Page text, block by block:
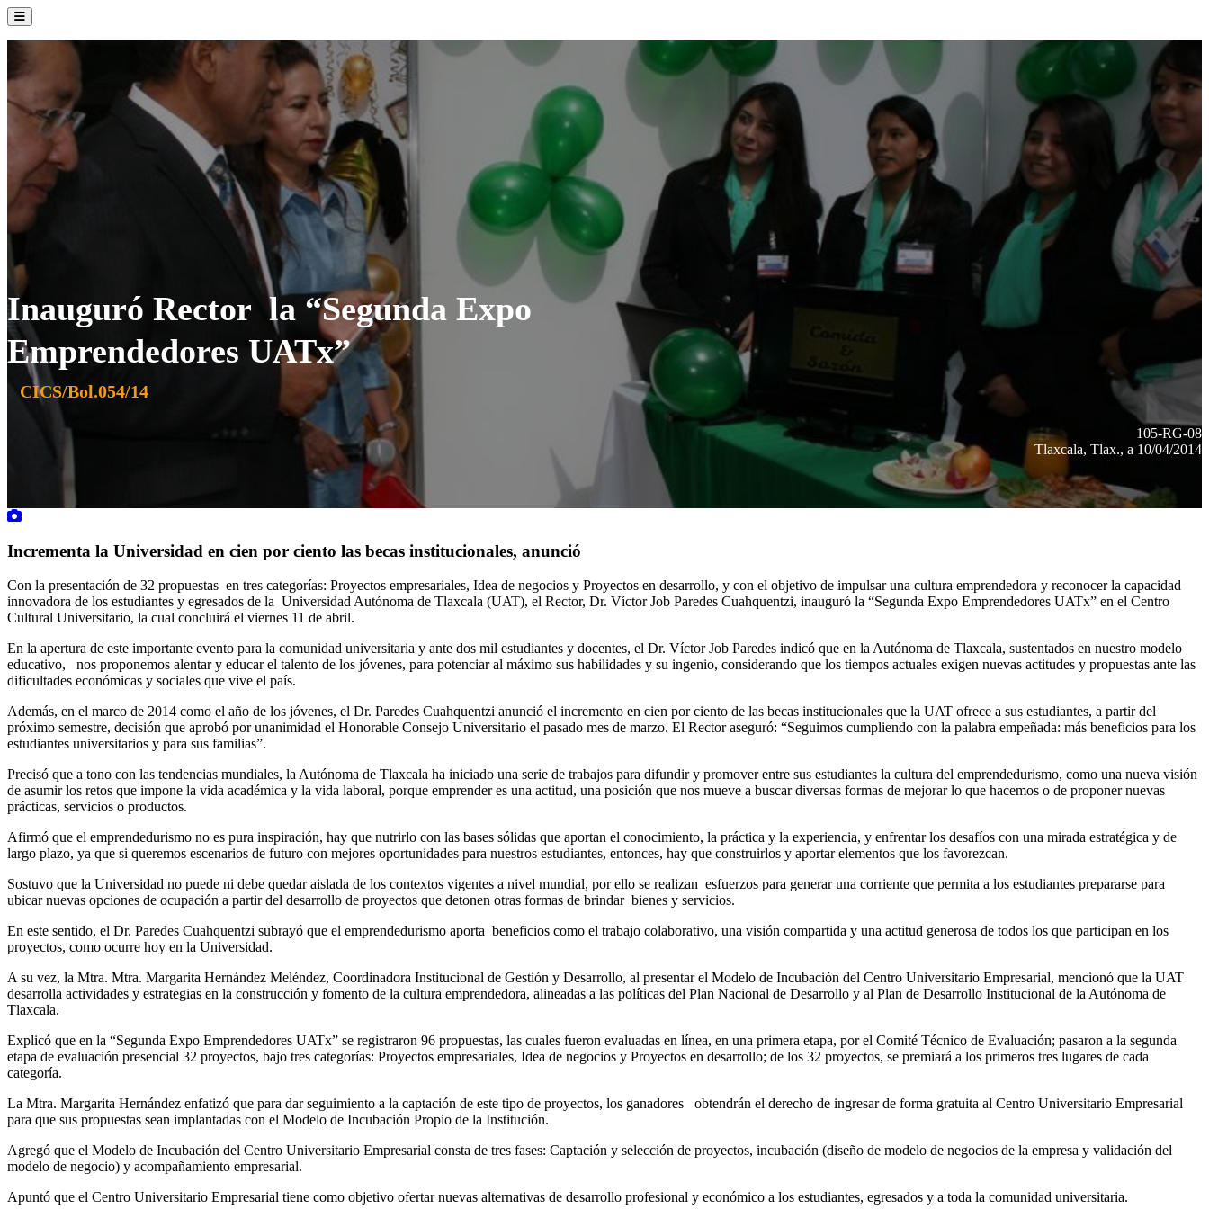
La Institución
Oferta Académica
Servicios
Comunidad UATx
Inauguró Rector la “Segunda Expo
Emprendedores UATx”
CICS/Bol.054/14
105-RG-08
Tlaxcala, Tlax., a 10/04/2014
Incrementa la Universidad en cien por ciento las becas institucionales, anunció
Con la presentación de 32 propuestas en tres categorías: Proyectos empresariales, Idea de negocios y Proyectos en desarrollo, y con el objetivo de impulsar una cultura emprendedora y reconocer la capacidad
innovadora de los estudiantes y egresados de la Universidad Autónoma de Tlaxcala (UAT), el Rector, Dr. Víctor Job Paredes Cuahquentzi, inauguró la “Segunda Expo Emprendedores UATx” en el Centro
Cultural Universitario, la cual concluirá el viernes 11 de abril.
En la apertura de este importante evento para la comunidad universitaria y ante dos mil estudiantes y docentes, el Dr. Víctor Job Paredes indicó que en la Autónoma de Tlaxcala, sustentados en nuestro modelo
educativo, nos proponemos alentar y educar el talento de los jóvenes, para potenciar al máximo sus habilidades y su ingenio, considerando que los tiempos actuales exigen nuevas actitudes y propuestas ante las
dificultades económicas y sociales que vive el país.
Además, en el marco de 2014 como el año de los jóvenes, el Dr. Paredes Cuahquentzi anunció el incremento en cien por ciento de las becas institucionales que la UAT ofrece a sus estudiantes, a partir del
próximo semestre, decisión que aprobó por unanimidad el Honorable Consejo Universitario el pasado mes de marzo. El Rector aseguró: “Seguimos cumpliendo con la palabra empeñada: más beneficios para los
estudiantes universitarios y para sus familias”.
Precisó que a tono con las tendencias mundiales, la Autónoma de Tlaxcala ha iniciado una serie de trabajos para difundir y promover entre sus estudiantes la cultura del emprendedurismo, como una nueva visión
de asumir los retos que impone la vida académica y la vida laboral, porque emprender es una actitud, una posición que nos mueve a buscar diversas formas de mejorar lo que hacemos o de proponer nuevas
prácticas, servicios o productos.
Afirmó que el emprendedurismo no es pura inspiración, hay que nutrirlo con las bases sólidas que aportan el conocimiento, la práctica y la experiencia, y enfrentar los desafíos con una mirada estratégica y de
largo plazo, ya que si queremos escenarios de futuro con mejores oportunidades para nuestros estudiantes, entonces, hay que construirlos y aportar elementos que los favorezcan.
Sostuvo que la Universidad no puede ni debe quedar aislada de los contextos vigentes a nivel mundial, por ello se realizan esfuerzos para generar una corriente que permita a los estudiantes prepararse para
ubicar nuevas opciones de ocupación a partir del desarrollo de proyectos que detonen otras formas de brindar bienes y servicios.
En este sentido, el Dr. Paredes Cuahquentzi subrayó que el emprendedurismo aporta beneficios como el trabajo colaborativo, una visión compartida y una actitud generosa de todos los que participan en los
proyectos, como ocurre hoy en la Universidad.
A su vez, la Mtra. Mtra. Margarita Hernández Meléndez, Coordinadora Institucional de Gestión y Desarrollo, al presentar el Modelo de Incubación del Centro Universitario Empresarial, mencionó que la UAT
desarrolla actividades y estrategias en la construcción y fomento de la cultura emprendedora, alineadas a las políticas del Plan Nacional de Desarrollo y al Plan de Desarrollo Institucional de la Autónoma de
Tlaxcala.
Explicó que en la “Segunda Expo Emprendedores UATx” se registraron 96 propuestas, las cuales fueron evaluadas en línea, en una primera etapa, por el Comité Técnico de Evaluación; pasaron a la segunda
etapa de evaluación presencial 32 proyectos, bajo tres categorías: Proyectos empresariales, Idea de negocios y Proyectos en desarrollo; de los 32 proyectos, se premiará a los primeros tres lugares de cada
categoría.
La Mtra. Margarita Hernández enfatizó que para dar seguimiento a la captación de este tipo de proyectos, los ganadores obtendrán el derecho de ingresar de forma gratuita al Centro Universitario Empresarial
para que sus propuestas sean implantadas con el Modelo de Incubación Propio de la Institución.
Agregó que el Modelo de Incubación del Centro Universitario Empresarial consta de tres fases: Captación y selección de proyectos, incubación (diseño de modelo de negocios de la empresa y validación del
modelo de negocio) y acompañamiento empresarial.
Apuntó que el Centro Universitario Empresarial tiene como objetivo ofertar nuevas alternativas de desarrollo profesional y económico a los estudiantes, egresados y a toda la comunidad universitaria.